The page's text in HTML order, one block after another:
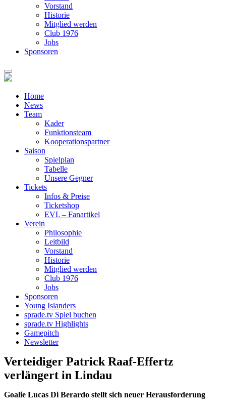
Vorstand
Historie
Mitglied werden
Club 1976
Jobs
Sponsoren
Home
News
Team
Kader
Funktionsteam
Kooperationspartner
Saison
Spielplan
Tabelle
Unsere Gegner
Tickets
Infos & Preise
Ticketshop
EVL – Fanartikel
Verein
Philosophie
Leitbild
Vorstand
Historie
Mitglied werden
Club 1976
Jobs
Sponsoren
Young Islanders
sprade.tv Spiel buchen
sprade.tv Highlights
Gamepitch
Newsletter
Verteidiger Patrick Raaf-Effertz
verlängert in Lindau
Goalie Lucas Di Berardo stellt sich neuer Herausforderung